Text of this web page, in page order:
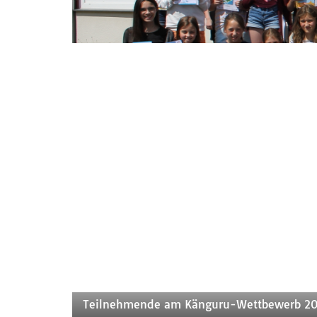
Teilnehmende am Känguru-Wettbewerb